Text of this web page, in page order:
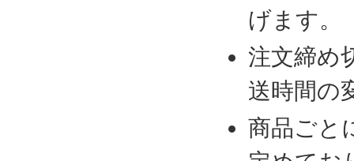
げます。
注文締め
送時間の
商品ごと